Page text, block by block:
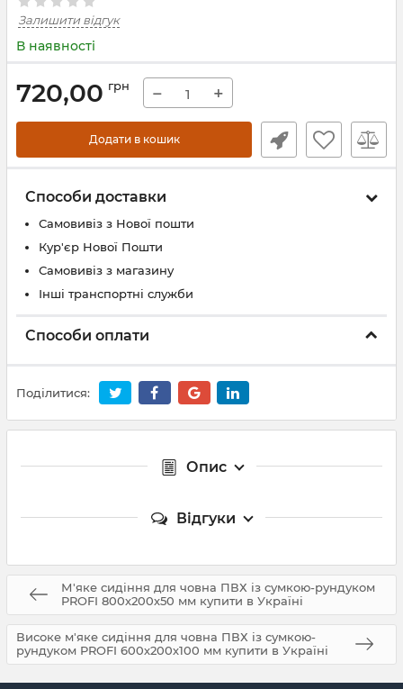
Залишити відгук
В наявності
720,00 грн − +
Додати в кошик
Способи доставки
Самовивіз з Нової пошти
Кур'єр Нової Пошти
Самовивіз з магазину
Інші транспортні служби
Способи оплати
Поділитися:
Опис
Відгуки
М'яке сидіння для човна ПВХ із сумкою-рундуком
PROFI 800х200х50 мм купити в Україні
Високе м'яке сидіння для човна ПВХ із сумкою-
рундуком PROFI 600х200х100 мм купити в Україні